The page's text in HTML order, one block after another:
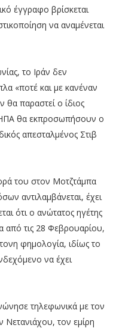
έγγραφο βρίσκεται
να αναμένεται
το Ιράν δεν
«ποτέ και με κανέναν
θα παραστεί ο ίδιος
ΗΠΑ θα εκπροσωπήσουν ο
απεσταλμένος Στιβ
του στον Μοτζτάμπα
αντιλαμβάνεται, έχει
ότι ο ανώτατος ηγέτης
από τις 28 Φεβρουαρίου,
φημολογία, ιδίως το
να έχει
τηλεφωνικά με τον
τον εμίρη